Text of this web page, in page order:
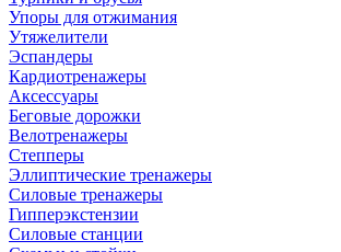
Упоры для отжимания
Утяжелители
Эспандеры
Кардиотренажеры
Аксессуары
Беговые дорожки
Велотренажеры
Степперы
Эллиптические тренажеры
Силовые тренажеры
Гипперэкстензии
Силовые станции